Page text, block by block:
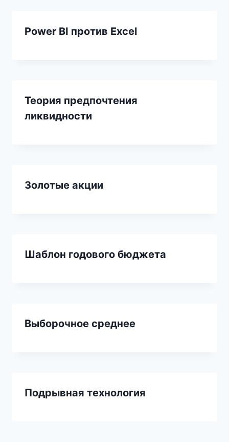
Power BI против Excel
Теория предпочтения
ликвидности
Золотые акции
Шаблон годового бюджета
Выборочное среднее
Подрывная технология